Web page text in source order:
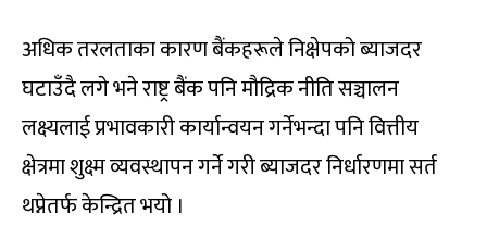
अधिक तरलताका कारण बैंकहरूले निक्षेपको ब्याजदर
घटाउँदै लगे भने राष्ट्र बैंक पनि मौद्रिक नीति सञ्चालन
लक्ष्यलाई प्रभावकारी कार्यान्वयन गर्नेभन्दा पनि वित्तीय
क्षेत्रमा शुक्ष्म व्यवस्थापन गर्ने गरी ब्याजदर निर्धारणमा सर्त
थप्नेतर्फ केन्द्रित भयो ।